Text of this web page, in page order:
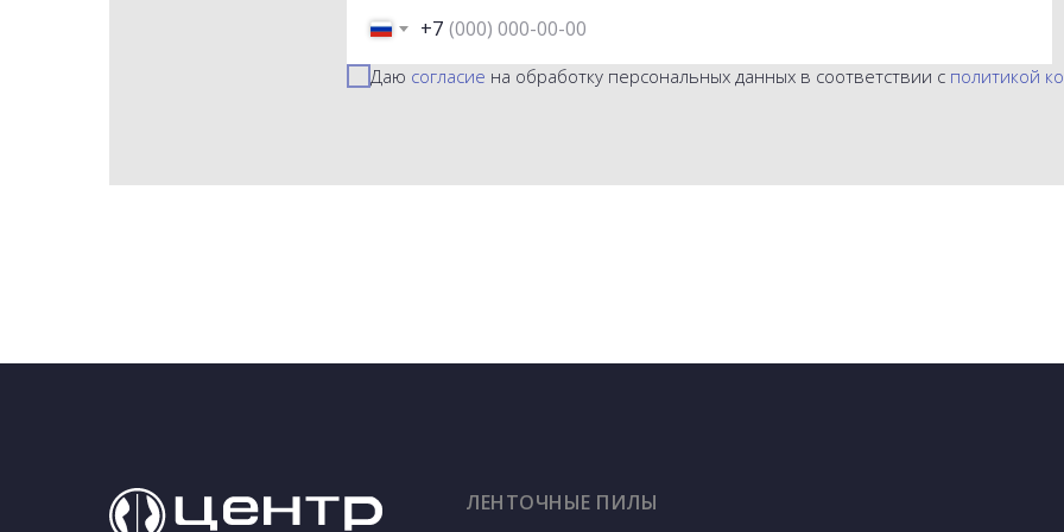
+7
Даю согласие на обработку персональных данных в соответствии с политикой
ЛЕНТОЧНЫЕ ПИЛЫ